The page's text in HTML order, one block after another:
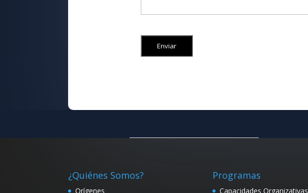
¿Quiénes Somos?
Orígenes
Programas
Capacidades Organizativas